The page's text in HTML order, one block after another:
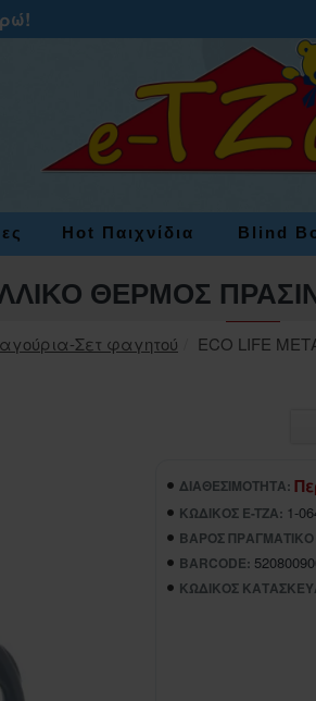
Hot Παιχνίδια Blind
Σετ φαγητού ECO LIFE
ΘΕΡΜΟΣ
ΔΙΑΘΕΣΙΜΌΤΗΤΑ:
ΚΩΔΙΚΌΣ E-TZA: 1-
ΒΆΡΟΣ
BARCODE:
ΚΩΔΙΚΌΣ